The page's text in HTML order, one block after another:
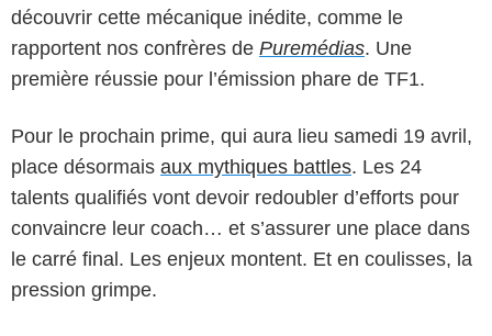
découvrir cette mécanique inédite, comme le
rapportent nos confrères de Puremédias. Une
première réussie pour l’émission phare de TF1.
Pour le prochain prime, qui aura lieu samedi 19 avril,
place désormais aux mythiques battles. Les 24
talents qualifiés vont devoir redoubler d’efforts pour
convaincre leur coach… et s’assurer une place dans
le carré final. Les enjeux montent. Et en coulisses, la
pression grimpe.